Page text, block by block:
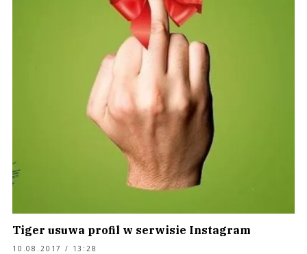
Tiger usuwa profil w serwisie Instagram
10.08.2017 / 13:28